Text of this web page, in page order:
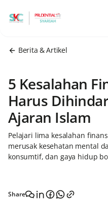
Berita & Artikel
5 Kesalahan
Harus
Ajaran Islam
Pelajari lima kesalahan
merusak kesehatan mental
konsumtif, dan gaya hidup
Share